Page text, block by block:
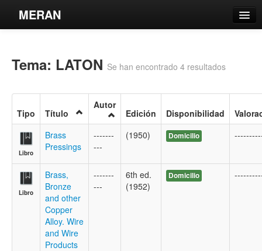
MERAN
Búsqueda Avanzada
Contacto
Iniciar sesión
Tema: LATON Se han encontrado 4 resultados
Tipo Título
Autor
Edición Disponibilidad
Libro
Brass
Pressings
-------
---
(1950) Domicilio
Libro
Brass,
Bronze
and other
Copper
Alloy. Wire
and Wire
Products
-------
---
6th ed.
(1952)
Domicilio